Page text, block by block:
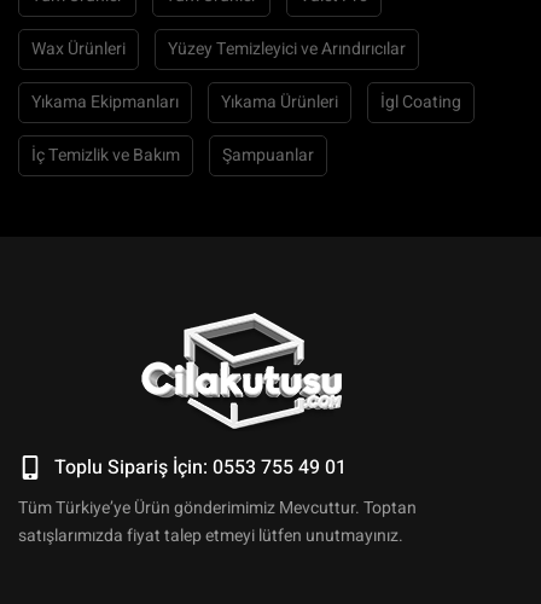
Wax Ürünleri Yüzey Temizleyici ve Arındırıcılar
Yıkama Ekipmanları Yıkama Ürünleri İgl Coating
İç Temizlik ve Bakım Şampuanlar
Toplu Sipariş İçin: 0553 755 49 01
Tüm Türkiye’ye Ürün gönderimimiz Mevcuttur. Toptan
satışlarımızda fiyat talep etmeyi lütfen unutmayınız.